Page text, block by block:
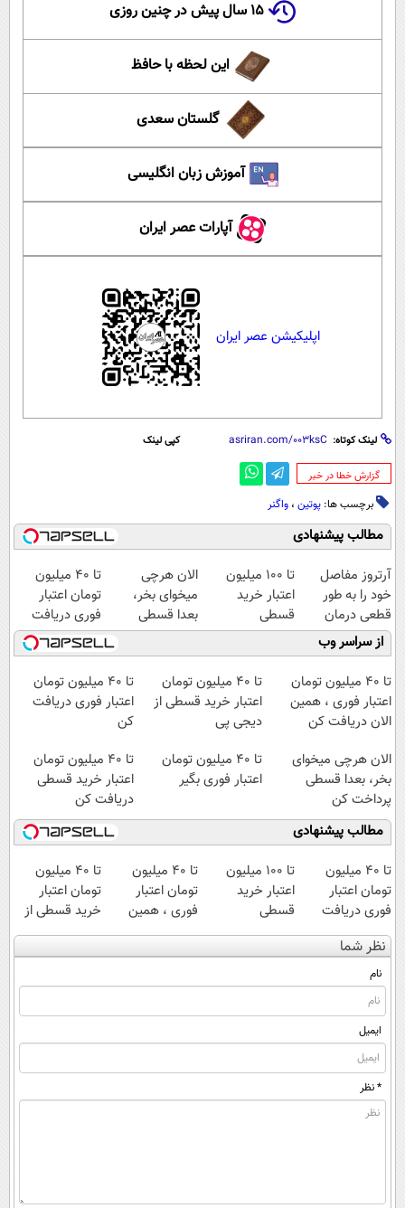
۱۵ سال پیش در چنین روزی
این لحظه با حافظ
گلستان سعدی
آموزش زبان انگلیسی
آپارات عصر ایران
اپلیکیشن عصر ایران
لینک کوتاه: کپی لینک
‌گزارش خطا در خبر
برچسب ها: پوتین ، واگنر
مطالب پیشنهادی
آرتروز مفاصل
خود را به طور
قطعی درمان
کنید!
◗پرسش‌نامه◖
تا ۱۰۰ میلیون
اعتبار خرید
قسطی
الان هرچی
میخوای بخر،
بعدا قسطی
پرداخت کن
تا 40 میلیون
تومان اعتبار
فوری دریافت
کن
از سراسر وب
تا 40 میلیون تومان
اعتبار فوری ، همین
الان دریافت کن
تا ۴۰ میلیون تومان
اعتبار خرید قسطی از
دیجی پی
تا 40 میلیون تومان
اعتبار فوری دریافت
کن
الان هرچی میخوای
بخر، بعدا قسطی
پرداخت کن
تا 40 میلیون تومان
اعتبار فوری بگیر
تا ۴۰ میلیون تومان
اعتبار خرید قسطی
دریافت کن
مطالب پیشنهادی
تا 40 میلیون
تومان اعتبار
فوری دریافت
کن
تا ۱۰۰ میلیون
اعتبار خرید
قسطی
تا 40 میلیون
تومان اعتبار
فوری ، همین
الان دریافت کن
تا ۴۰ میلیون
تومان اعتبار
خرید قسطی از
دیجی پی
نظر شما
نام
ایمیل
* نظر